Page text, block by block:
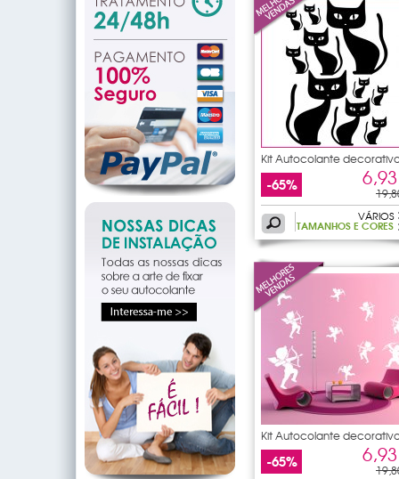
Kit Autocolante
10
-65%
VÁRIOS
TAMANHOS E CORES
Kit Autocolante
10
-65%